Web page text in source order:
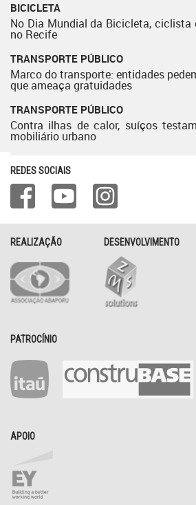
BICICLETA
No Dia Mundial da Bicicleta, ciclista
no Recife
TRANSPORTE PÚBLICO
Marco do transporte: entidades
que ameaça gratuidades
TRANSPORTE PÚBLICO
Contra ilhas de calor, suíços
mobiliário urbano
REDES SOCIAIS
REALIZAÇÃO DESENVOLVIMENTO
PATROCÍNIO
APOIO